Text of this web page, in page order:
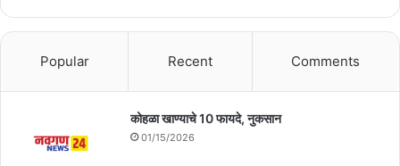
Popular Recent Comments
कोहळा खाण्याचे 10 फायदे, नुकसान
01/15/2026